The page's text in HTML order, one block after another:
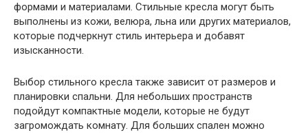
формами и материалами. Стильные кресла могут быть
выполнены из кожи, велюра, льна или других материалов,
которые подчеркнут стиль интерьера и добавят
изысканности.
Выбор стильного кресла также зависит от размеров и
планировки спальни. Для небольших пространств
подойдут компактные модели, которые не будут
загромождать комнату. Для больших спален можно